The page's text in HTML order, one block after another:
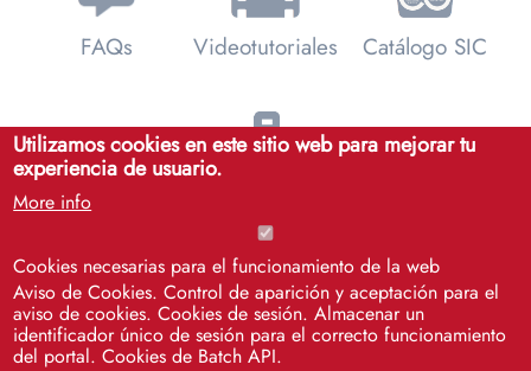
FAQs Videotutoriales Catálogo SIC
Remoto SOS
Utilizamos cookies en este sitio web para mejorar tu
experiencia de usuario.
More info
Cookies necesarias para el funcionamiento de la web
Aviso de Cookies. Control de aparición y aceptación para el
aviso de cookies. Cookies de sesión. Almacenar un
identificador único de sesión para el correcto funcionamiento
del portal. Cookies de Batch API.